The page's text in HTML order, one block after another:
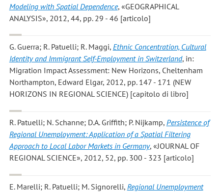
Modeling with Spatial Dependence, «GEOGRAPHICAL
ANALYSIS», 2012, 44, pp. 29 - 46 [articolo]
G. Guerra; R. Patuelli; R. Maggi, Ethnic Concentration, Cultural
Identity and Immigrant Self-Employment in Switzerland, in:
Migration Impact Assessment: New Horizons, Cheltenham
Northampton, Edward Elgar, 2012, pp. 147 - 171 (NEW
HORIZONS IN REGIONAL SCIENCE) [capitolo di libro]
R. Patuelli; N. Schanne; D.A. Griffith; P. Nijkamp, Persistence of
Regional Unemployment: Application of a Spatial Filtering
Approach to Local Labor Markets in Germany, «JOURNAL OF
REGIONAL SCIENCE», 2012, 52, pp. 300 - 323 [articolo]
E. Marelli; R. Patuelli; M. Signorelli, Regional Unemployment